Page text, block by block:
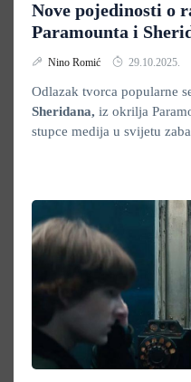
Nove pojedinosti o
Paramounta i
Nino Romić 29.10.2025.
Odlazak tvorca popularne
Sheridana, iz okrilja
stupce medija u svijetu